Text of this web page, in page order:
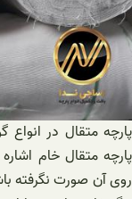
پارچه متقال در
پارچه متقال خام
روی آن صورت نگرفته